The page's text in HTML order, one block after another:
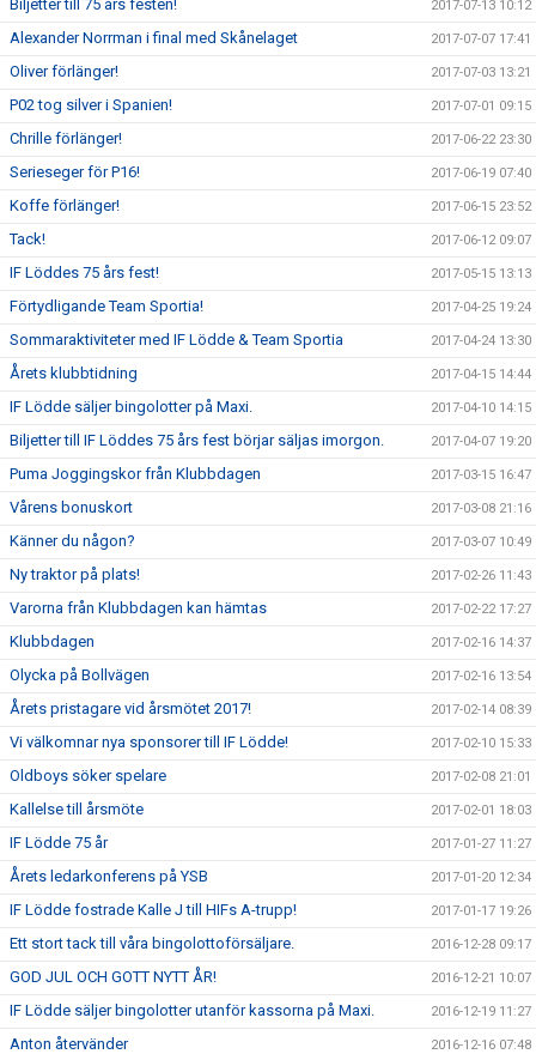
Biljetter till 75 års festen! 2017-07-13 10:12
Alexander Norrman i final med Skånelaget 2017-07-07 17:41
Oliver förlänger! 2017-07-03 13:21
P02 tog silver i Spanien! 2017-07-01 09:15
Chrille förlänger! 2017-06-22 23:30
Serieseger för P16! 2017-06-19 07:40
Koffe förlänger! 2017-06-15 23:52
Tack! 2017-06-12 09:07
IF Löddes 75 års fest! 2017-05-15 13:13
Förtydligande Team Sportia! 2017-04-25 19:24
Sommaraktiviteter med IF Lödde & Team Sportia 2017-04-24 13:30
Årets klubbtidning 2017-04-15 14:44
IF Lödde säljer bingolotter på Maxi. 2017-04-10 14:15
Biljetter till IF Löddes 75 års fest börjar säljas imorgon. 2017-04-07 19:20
Puma Joggingskor från Klubbdagen 2017-03-15 16:47
Vårens bonuskort 2017-03-08 21:16
Känner du någon? 2017-03-07 10:49
Ny traktor på plats! 2017-02-26 11:43
Varorna från Klubbdagen kan hämtas 2017-02-22 17:27
Klubbdagen 2017-02-16 14:37
Olycka på Bollvägen 2017-02-16 13:54
Årets pristagare vid årsmötet 2017! 2017-02-14 08:39
Vi välkomnar nya sponsorer till IF Lödde! 2017-02-10 15:33
Oldboys söker spelare 2017-02-08 21:01
Kallelse till årsmöte 2017-02-01 18:03
IF Lödde 75 år 2017-01-27 11:27
Årets ledarkonferens på YSB 2017-01-20 12:34
IF Lödde fostrade Kalle J till HIFs A-trupp! 2017-01-17 19:26
Ett stort tack till våra bingolottoförsäljare. 2016-12-28 09:17
GOD JUL OCH GOTT NYTT ÅR! 2016-12-21 10:07
IF Lödde säljer bingolotter utanför kassorna på Maxi. 2016-12-19 11:27
Anton återvänder 2016-12-16 07:48